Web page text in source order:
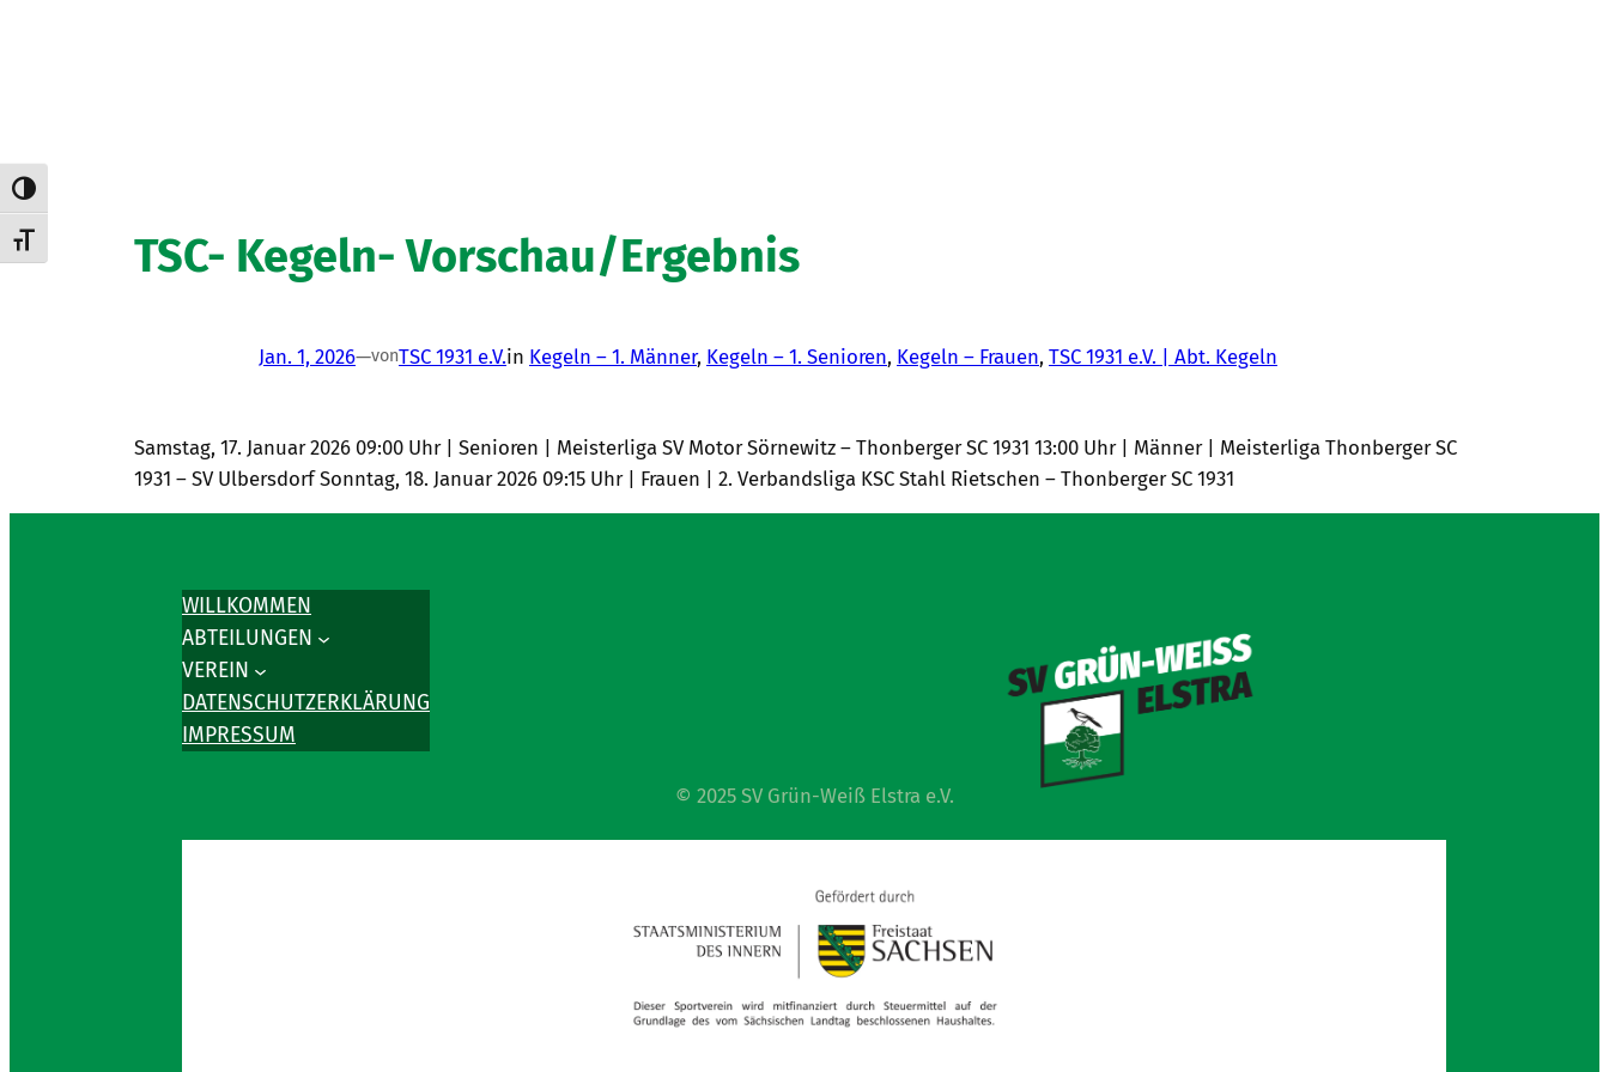
Umschalten auf hohe Kontraste
Schrift vergrößernTSC- Kegeln- Vorschau/Ergebnis
Jan. 1, 2026—vonTSC 1931 e.V.in Kegeln – 1. Männer, Kegeln – 1. Senioren, Kegeln – Frauen, TSC 1931 e.V. | Abt. Kegeln
Samstag, 17. Januar 2026 09:00 Uhr | Senioren | Meisterliga SV Motor Sörnewitz – Thonberger SC 1931 13:00 Uhr | Männer | Meisterliga Thonberger SC
1931 – SV Ulbersdorf Sonntag, 18. Januar 2026 09:15 Uhr | Frauen | 2. Verbandsliga KSC Stahl Rietschen – Thonberger SC 1931
WILLKOMMEN
ABTEILUNGEN
VEREIN
DATENSCHUTZERKLÄRUNG
IMPRESSUM
© 2025 SV Grün-Weiß Elstra e.V.